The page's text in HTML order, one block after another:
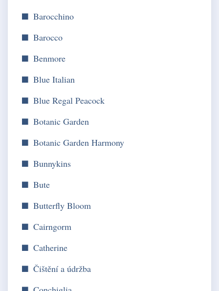
Barocchino
Barocco
Benmore
Blue Italian
Blue Regal Peacock
Botanic Garden
Botanic Garden Harmony
Bunnykins
Bute
Butterfly Bloom
Cairngorm
Catherine
Čištění a údržba